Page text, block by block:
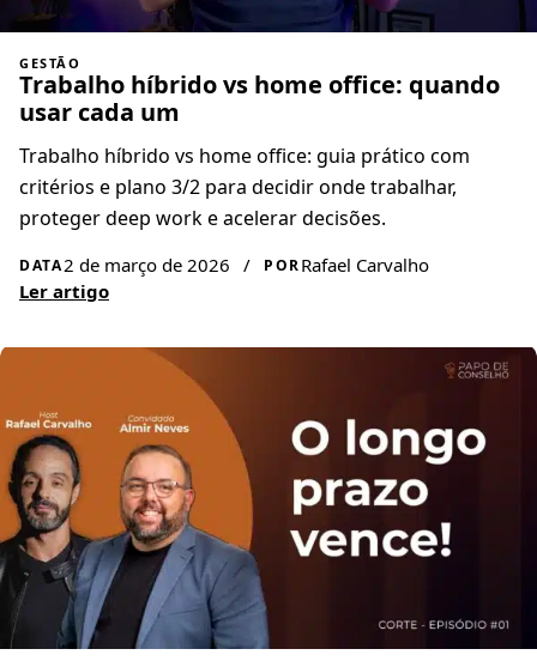
GESTÃO
Trabalho híbrido vs home office: quando
usar cada um
Trabalho híbrido vs home office: guia prático com
critérios e plano 3/2 para decidir onde trabalhar,
proteger deep work e acelerar decisões.
DATA2 de março de 2026 / PORRafael Carvalho
Ler artigo